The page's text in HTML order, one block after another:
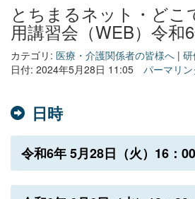
とちまるネット・どこ
用講習会（WEB）令和
カテゴリ: 医療・介護関係者の皆様へ |
日付: 2024年5月28日 11:05
パーマリン
日時
令和6年 5月28日（火）16：